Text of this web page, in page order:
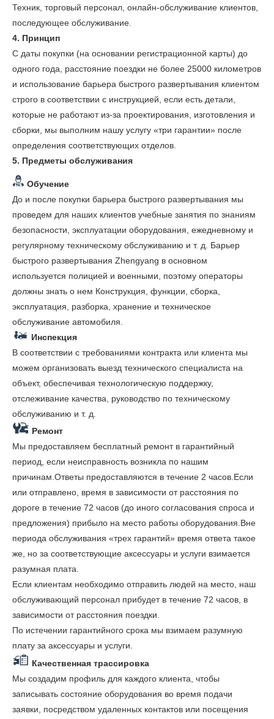
Техник, торговый персонал, онлайн-обслуживание клиентов,
последующее обслуживание.
4. Принцип
С даты покупки (на основании регистрационной карты) до
одного года, расстояние поездки не более 25000 километров
и использование барьера быстрого развертывания клиентом
строго в соответствии с инструкцией, если есть детали,
которые не работают из-за проектирования, изготовления и
сборки, мы выполним нашу услугу «три гарантии» после
определения соответствующих отделов.
5. Предметы обслуживания
Обучение
До и после покупки барьера быстрого развертывания мы
проведем для наших клиентов учебные занятия по знаниям
безопасности, эксплуатации оборудования, ежедневному и
регулярному техническому обслуживанию и т. д. Барьер
быстрого развертывания Zhengyang в основном
используется полицией и военными, поэтому операторы
должны знать о нем Конструкция, функции, сборка,
эксплуатация, разборка, хранение и техническое
обслуживание автомобиля.
Инспекция
В соответствии с требованиями контракта или клиента мы
можем организовать выезд технического специалиста на
объект, обеспечивая технологическую поддержку,
отслеживание качества, руководство по техническому
обслуживанию и т. д.
Ремонт
Мы предоставляем бесплатный ремонт в гарантийный
период, если неисправность возникла по нашим
причинам.Ответы предоставляются в течение 2 часов.Если
или отправлено, время в зависимости от расстояния по
дороге в течение 72 часов (до иного согласования спроса и
предложения) прибыло на место работы оборудования.Вне
периода обслуживания «трех гарантий» время ответа такое
же, но за соответствующие аксессуары и услуги взимается
разумная плата.
Если клиентам необходимо отправить людей на место, наш
обслуживающий персонал прибудет в течение 72 часов, в
зависимости от расстояния поездки.
По истечении гарантийного срока мы взимаем разумную
плату за аксессуары и услуги.
Качественная трассировка
Мы создадим профиль для каждого клиента, чтобы
записывать состояние оборудования во время подачи
заявки, посредством удаленных контактов или посещения